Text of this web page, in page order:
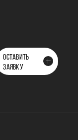
ОСТАВИТЬ
ЗАЯВКУ